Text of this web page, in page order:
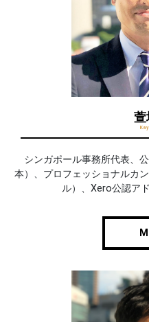
萱
シンガポール事務所代表、
本）、プロフェッショナルカ
ル）、Xero公認ア